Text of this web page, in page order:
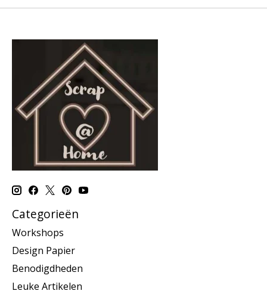
Categorieën
Workshops
Design Papier
Benodigdheden
Leuke Artikelen